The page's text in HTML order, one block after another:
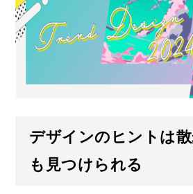
デザインのヒントは
も見つけられる